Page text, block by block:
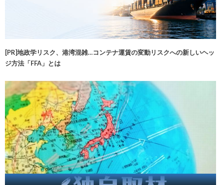
[PR]地政学リスク、港湾混雑…コンテナ運賃の変動リスクへの新しいヘッ
ジ方法「FFA」とは